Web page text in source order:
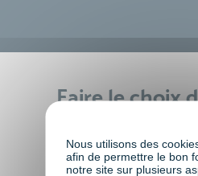
Faire le choix
Nous utilisons des
afin de permettre le bon
notre site sur plusieurs